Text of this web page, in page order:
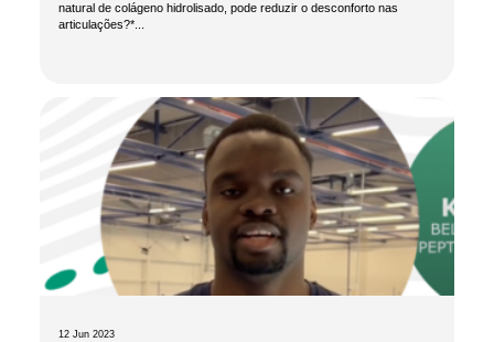
natural de colágeno hidrolisado, pode reduzir o desconforto nas
articulações?*...
12 Jun 2023